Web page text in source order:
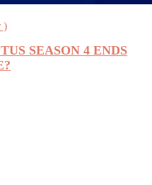
)
SEASON 4 ENDS